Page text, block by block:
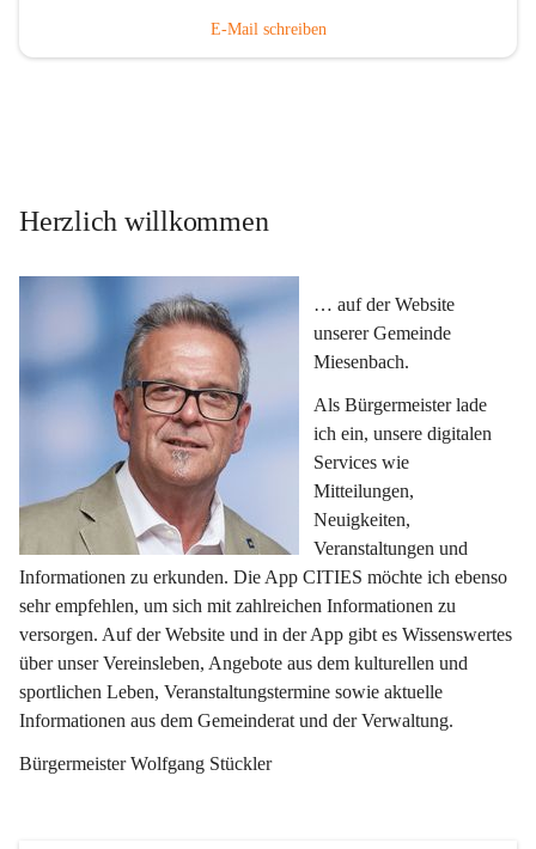
E-Mail schreiben
Herzlich willkommen
… auf der Website
unserer Gemeinde
Miesenbach.
Als Bürgermeister lade
ich ein, unsere digitalen
Services wie
Mitteilungen,
Neuigkeiten,
Veranstaltungen und
Informationen zu erkunden. Die App CITIES möchte ich ebenso
sehr empfehlen, um sich mit zahlreichen Informationen zu
versorgen. Auf der Website und in der App gibt es Wissenswertes
über unser Vereinsleben, Angebote aus dem kulturellen und
sportlichen Leben, Veranstaltungstermine sowie aktuelle
Informationen aus dem Gemeinderat und der Verwaltung.
Bürgermeister Wolfgang Stückler